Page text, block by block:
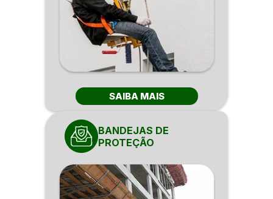
SAIBA MAIS
BANDEJAS DE
PROTEÇÃO